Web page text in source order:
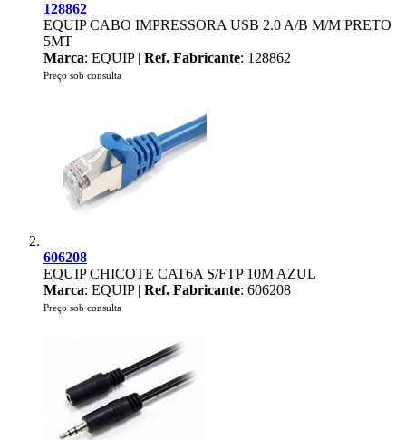
128862
EQUIP CABO IMPRESSORA USB 2.0 A/B M/M PRETO
5MT
Marca: EQUIP | Ref. Fabricante: 128862
Preço sob consulta
606208
EQUIP CHICOTE CAT6A S/FTP 10M AZUL
Marca: EQUIP | Ref. Fabricante: 606208
Preço sob consulta